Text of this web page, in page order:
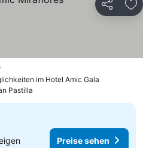
Teilen
im Hotel Amic Gala
Preise sehen
Pastilla
Preise sehen